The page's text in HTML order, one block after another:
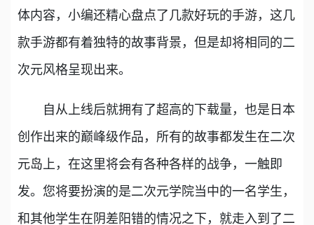
体内容，小编还精心盘点了几款好玩的手游，这几
款手游都有着独特的故事背景，但是却将相同的二
次元风格呈现出来。
自从上线后就拥有了超高的下载量，也是日本
创作出来的巅峰级作品，所有的故事都发生在二次
元岛上，在这里将会有各种各样的战争，一触即
发。您将要扮演的是二次元学院当中的一名学生，
和其他学生在阴差阳错的情况之下，就走入到了二